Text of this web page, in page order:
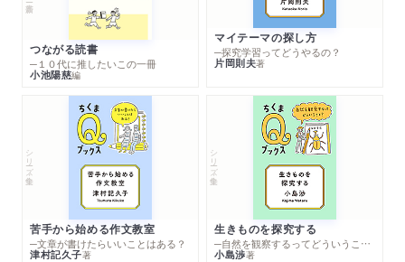
つながる読書
─１０代に推したいこの一冊
小池陽慈編
マイテーマの探し方
─探究学習ってどうやるの？
片岡則夫著
シリーズ・全集
苦手から始める作文教室
─文章が書けたらいいことはある？
津村記久子著
シリーズ・全集
生きものを探究する
─自然を観察するってどういうこと？
小島渉著